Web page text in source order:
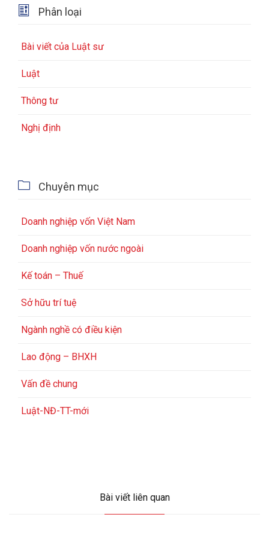
 Phân loại
Bài viết của Luật sư
Luật
Thông tư
Nghị định
 Chuyên mục
Doanh nghiệp vốn Việt Nam
Doanh nghiệp vốn nước ngoài
Kế toán – Thuế
Sở hữu trí tuệ
Ngành nghề có điều kiện
Lao động – BHXH
Vấn đề chung
Luật-NĐ-TT-mới
Bài viết liên quan